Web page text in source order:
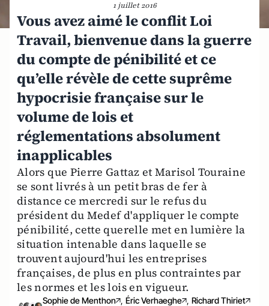
1 juillet 2016
Vous avez aimé le conflit Loi
Travail, bienvenue dans la guerre
du compte de pénibilité et ce
qu’elle révèle de cette suprême
hypocrisie française sur le
volume de lois et
réglementations absolument
inapplicables
Alors que Pierre Gattaz et Marisol Touraine
se sont livrés à un petit bras de fer à
distance ce mercredi sur le refus du
président du Medef d'appliquer le compte
pénibilité, cette querelle met en lumière la
situation intenable dans laquelle se
trouvent aujourd'hui les entreprises
françaises, de plus en plus contraintes par
les normes et les lois en vigueur.
Sophie de Menthon , Éric Verhaeghe , Richard Thiriet